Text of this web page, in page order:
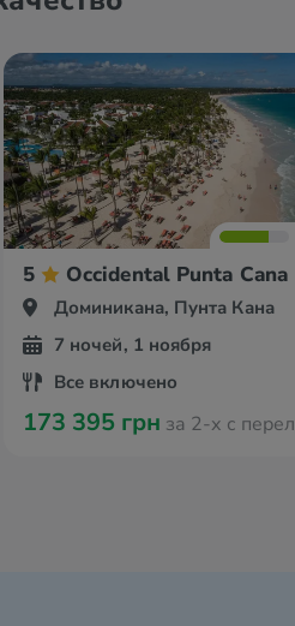
& Spa
5 Occidental Punta Cana
Доминикана, Пунта Кана
7 ночей, 1 ноября
Все включено
173 395 грн за 2-х с перелётом из Варшавы